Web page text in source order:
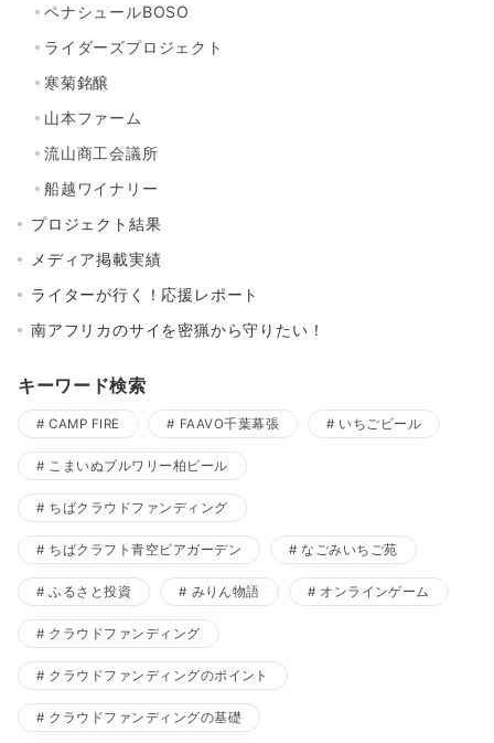
ペナシュールBOSO
ライダーズプロジェクト
寒菊銘醸
山本ファーム
流山商工会議所
船越ワイナリー
プロジェクト結果
メディア掲載実績
ライターが行く！応援レポート
南アフリカのサイを密猟から守りたい！
キーワード検索
CAMP FIRE FAAVO千葉幕張 いちごビール
こまいぬブルワリー柏ビール
ちばクラウドファンディング
ちばクラフト青空ビアガーデン なごみいちご苑
ふるさと投資 みりん物語 オンラインゲーム
クラウドファンディング
クラウドファンディングのポイント
クラウドファンディングの基礎